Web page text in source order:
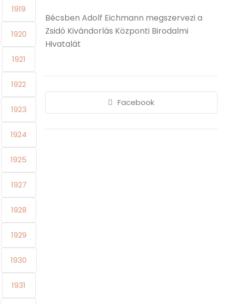
1919
1920
1921
1922
1923
1924
1925
1927
1928
1929
1930
1931
Bécsben Adolf Eichmann megszervezi a
Zsidó Kivándorlás Központi Birodalmi
Hivatalát
Facebook